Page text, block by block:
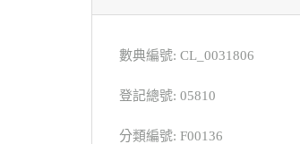
數典編號: CL_0031806
登記總號: 05810
分類編號: F00136